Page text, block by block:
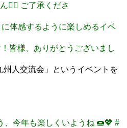
🙇‍♂️ ご了承くださ
体感するように楽しめるイベ
皆様、ありがとうございまし
人交流会」というイベントを
、今年も楽しくいようね 🍩💖 #